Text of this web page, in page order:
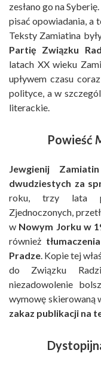
zesłano go na
pisać opowiadania, a
Teksty Zamiatina
Partię Związku
latach XX wieku
upływem czasu
polityce, a w
literackie.
Powieść
Jewgienij
dwudziestych za
roku, trzy lata
Zjednoczonych,
w Nowym Jorku w
również
Pradze. Kopie tej
do Związku
niezadowolenie
wymowę skierowaną
zakaz publikacji na